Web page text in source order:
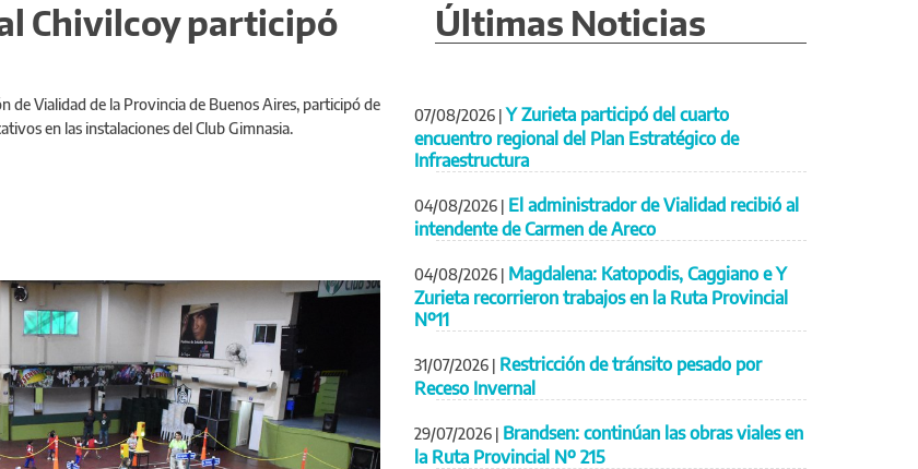
Chivilcoy participó
de Vialidad de la Provincia de Buenos Aires, participó de
en las instalaciones del Club Gimnasia.
Siguiente
Últimas Noticias
07/08/2026 | Y Zurieta participó del cuarto
encuentro regional del Plan Estratégico de
Infraestructura
04/08/2026 | El administrador de Vialidad recibió al
intendente de Carmen de Areco
04/08/2026 | Magdalena: Katopodis, Caggiano e Y
Zurieta recorrieron trabajos en la Ruta Provincial
Nº11
31/07/2026 | Restricción de tránsito pesado por
Receso Invernal
29/07/2026 | Brandsen: continúan las obras viales en
la Ruta Provincial Nº 215